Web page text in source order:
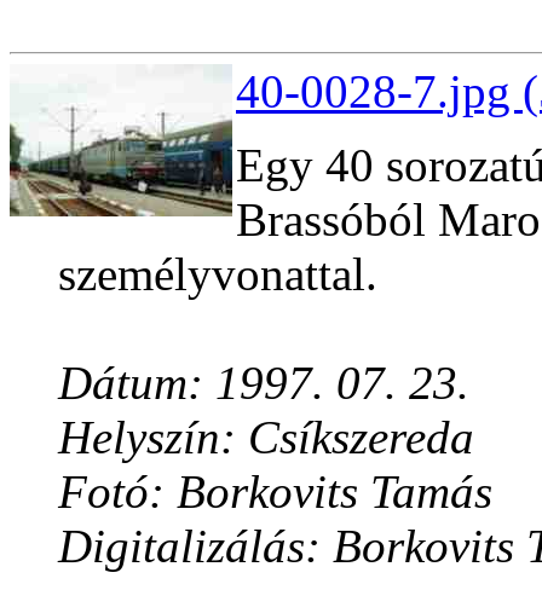
40-0028-7.jpg
Egy 40
Brassóból
személyvonattal.
Dátum: 1997. 07. 23.
Helyszín: Csíkszereda
Fotó: Borkovits Tamás
Digitalizálás: Borkovits